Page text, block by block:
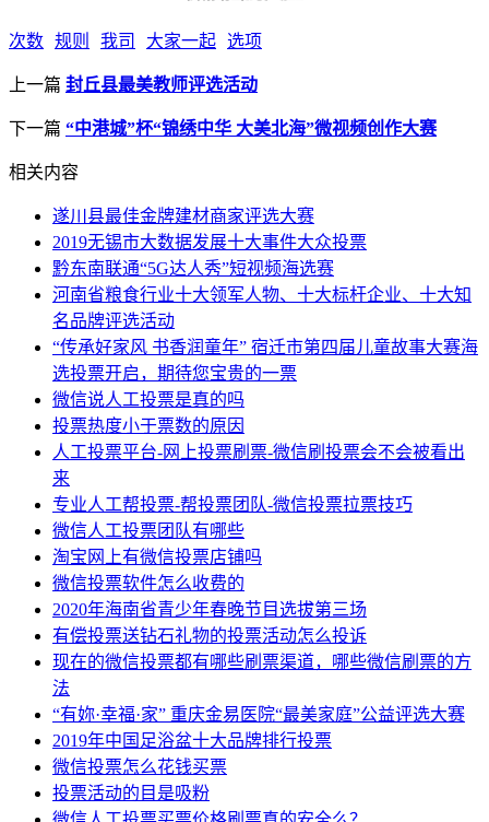
次数 规则 我司 大家一起 选项
上一篇 封丘县最美教师评选活动
下一篇 “中港城”杯“锦绣中华 大美北海”微视频创作大赛
相关内容
遂川县最佳金牌建材商家评选大赛
2019无锡市大数据发展十大事件大众投票
黔东南联通“5G达人秀”短视频海选赛
河南省粮食行业十大领军人物、十大标杆企业、十大知
名品牌评选活动
“传承好家风 书香润童年” 宿迁市第四届儿童故事大赛海
选投票开启，期待您宝贵的一票
微信说人工投票是真的吗
投票热度小于票数的原因
人工投票平台-网上投票刷票-微信刷投票会不会被看出
来
专业人工帮投票-帮投票团队-微信投票拉票技巧
微信人工投票团队有哪些
淘宝网上有微信投票店铺吗
微信投票软件怎么收费的
2020年海南省青少年春晚节目选拔第三场
有偿投票送钻石礼物的投票活动怎么投诉
现在的微信投票都有哪些刷票渠道，哪些微信刷票的方
法
“有妳·幸福·家” 重庆金易医院“最美家庭”公益评选大赛
2019年中国足浴盆十大品牌排行投票
微信投票怎么花钱买票
投票活动的目是吸粉